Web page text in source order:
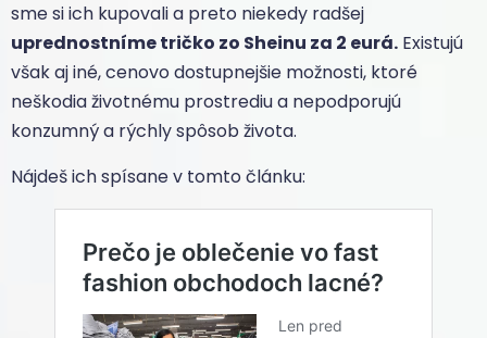
sme si ich kupovali a preto niekedy radšej
uprednostníme tričko zo Sheinu za 2 eurá. Existujú
však aj iné, cenovo dostupnejšie možnosti, ktoré
neškodia životnému prostrediu a nepodporujú
konzumný a rýchly spôsob života.
Nájdeš ich spísane v tomto článku: